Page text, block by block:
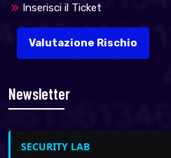
Inserisci il Ticket
Valutazione Rischio
Newsletter
SECURITY LAB